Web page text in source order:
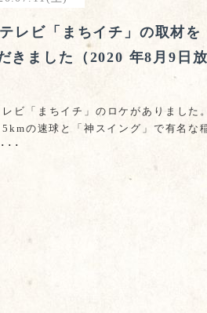
レビ「まちイチ」の取材を
きました（2020 年8月9日放
ビ「まちイチ」のロケがありました。
の速球と「神スイング」で有名な
･･